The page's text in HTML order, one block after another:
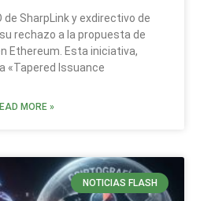
de SharpLink y exdirectivo de
rechazo a la propuesta de
Ethereum. Esta iniciativa,
«Tapered Issuance
MORE »
NOTICIAS FLASH